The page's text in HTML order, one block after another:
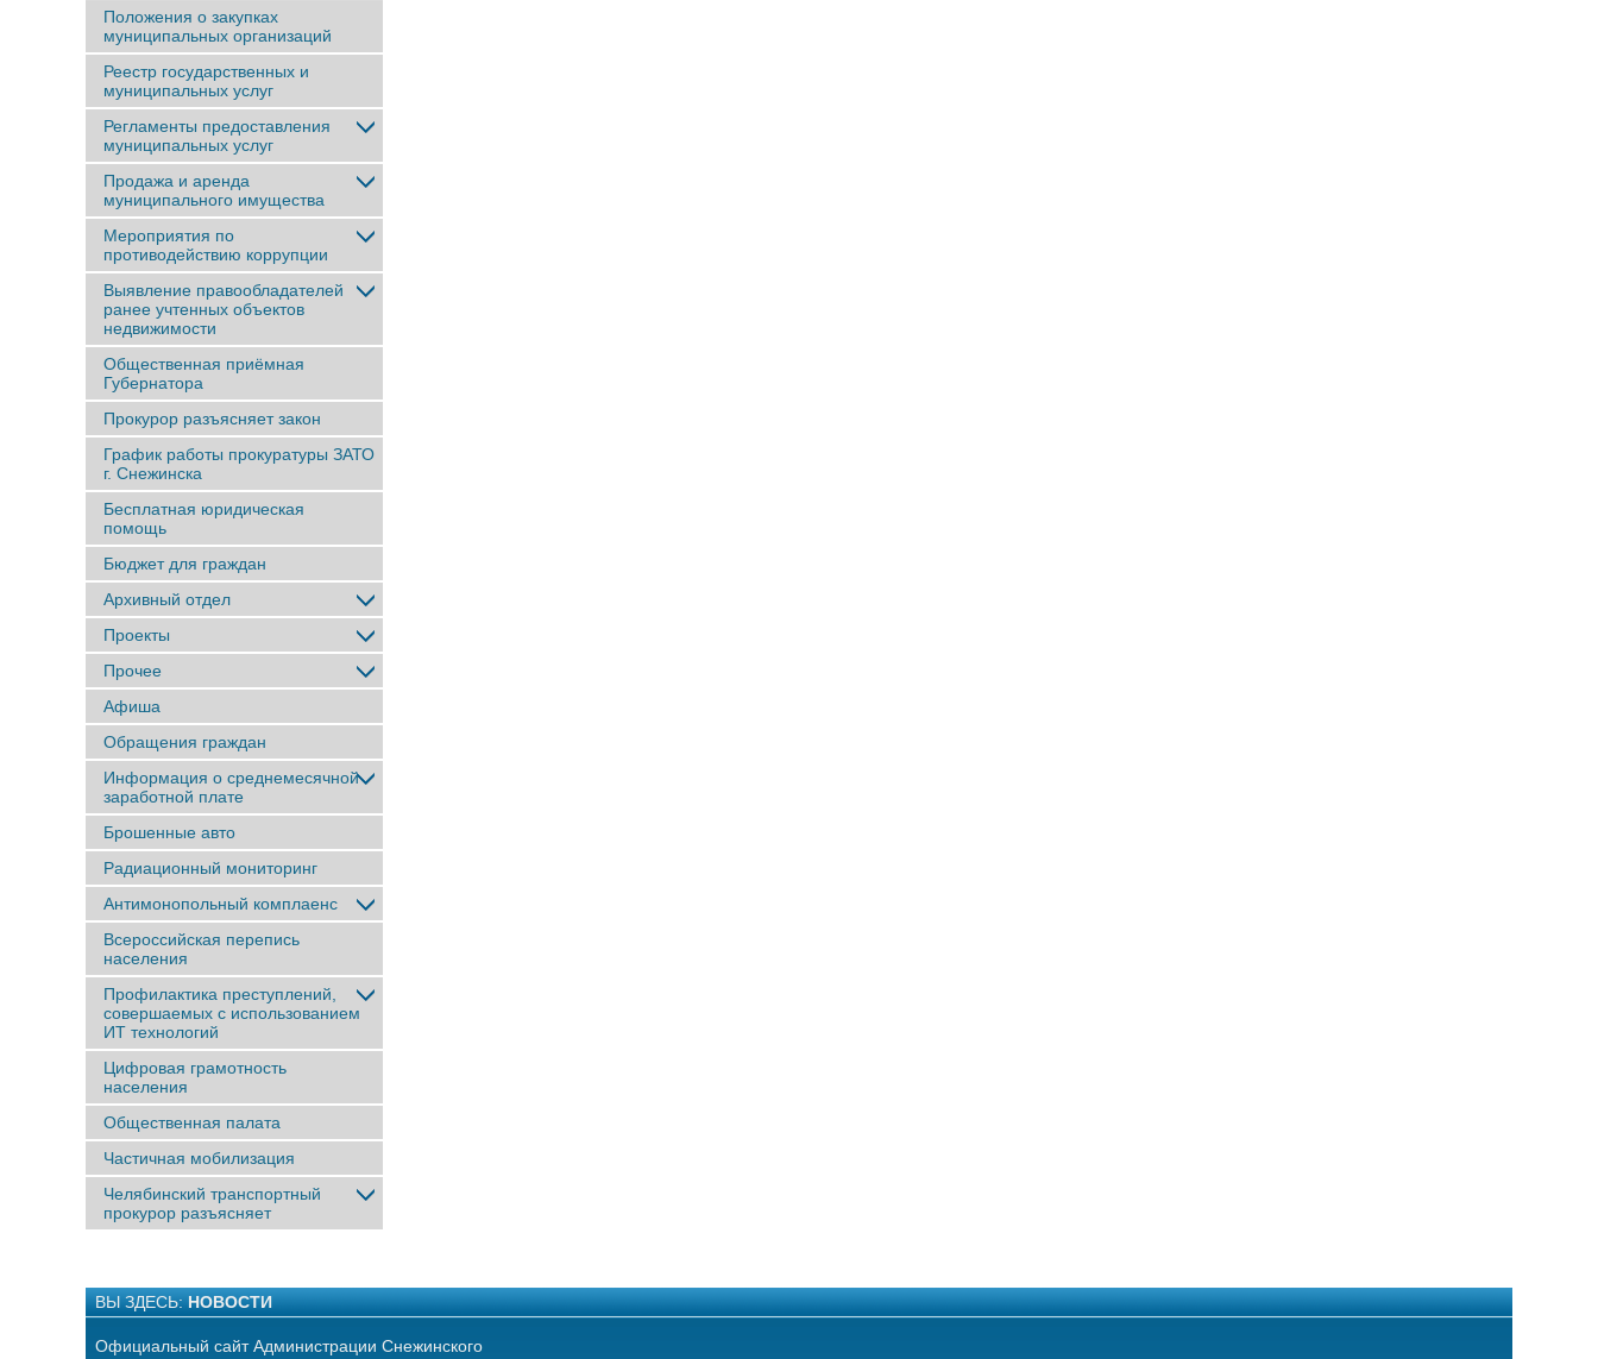
Положения о закупках
муниципальных организаций
Реестр государственных и
муниципальных услуг
Регламенты предоставления
муниципальных услуг
Продажа и аренда
муниципального имущества
Мероприятия по
противодействию коррупции
Выявление правообладателей
ранее учтенныx объектов
недвижимости
Общественная приёмная
Губернатора
Прокурор разъясняет закон
График работы прокуратуры ЗАТО
г. Снежинска
Бесплатная юридическая
помощь
Бюджет для граждан
Архивный отдел
Проекты
Прочее
Афиша
Обращения граждан
Информация о среднемесячной
заработной плате
Брошенные авто
Радиационный мониторинг
Антимонопольный комплаенс
Всероссийская перепись
населения
Профилактика преступлений,
совершаемых с использованием
ИТ технологий
Цифровая грамотность
населения
Общественная палата
Частичная мобилизация
Челябинский транспортный
прокурор разъясняет
ВЫ ЗДЕСЬ: НОВОСТИ
Официальный сайт Администрации Снежинского